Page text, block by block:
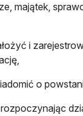
majątek,
i
o